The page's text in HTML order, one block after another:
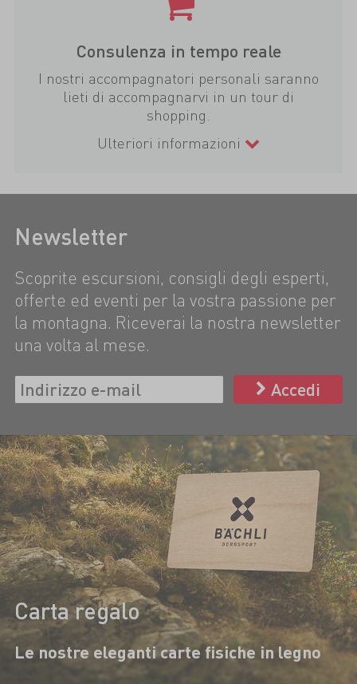
Consulenza in tempo reale
I nostri accompagnatori personali saranno
lieti di accompagnarvi in un tour di
shopping.
Ulteriori informazioni
Newsletter
Scoprite escursioni, consigli degli esperti,
offerte ed eventi per la vostra passione per
la montagna. Riceverai la nostra newsletter
una volta al mese.
Accedi
Carta regalo
Le nostre eleganti carte fisiche in legno